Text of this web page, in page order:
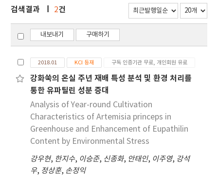
검색결과 2건
내보내기 구매하기
2018.01 KCI 등재 구독 인증기관 무료, 개인회원 유료
강화쑥의 온실 주년 재배 특성 분석 및 환경 처리를
통한 유파틸린 성분 증대
Analysis of Year-round Cultivation
Characteristics of Artemisia princeps in
Greenhouse and Enhancement of Eupathilin
Content by Environmental Stress
강우현, 한지수, 이승준, 신종화, 안태인, 이주영, 강석
우, 정상훈, 손정익